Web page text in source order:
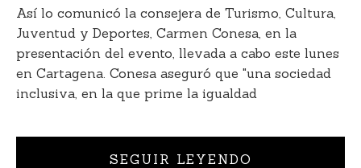
Así lo comunicó la consejera de Turismo, Cultura,
Juventud y Deportes, Carmen Conesa, en la
presentación del evento, llevada a cabo este lunes
en Cartagena. Conesa aseguró que "una sociedad
inclusiva, en la que prime la igualdad
SEGUIR LEYENDO